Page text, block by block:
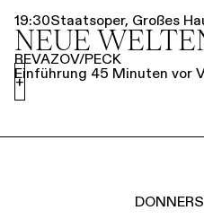
19:30Staatsoper, Großes
NEUE
REVAZOV/PECK
Einführung 45 Minuten vor
+